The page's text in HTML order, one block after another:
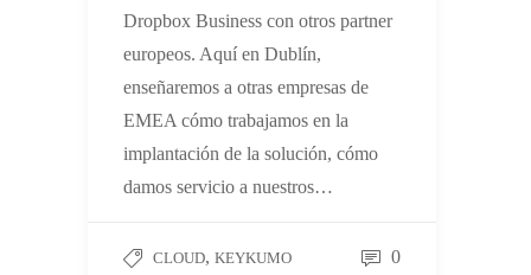
Dropbox Business con otros partner
europeos. Aquí en Dublín,
enseñaremos a otras empresas de
EMEA cómo trabajamos en la
implantación de la solución, cómo
damos servicio a nuestros…
CLOUD, KEYKUMO 0